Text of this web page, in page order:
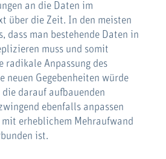
an die Daten im
über die Zeit. In den meisten
dass man bestehende Daten in
muss und somit
radikale Anpassung des
neuen Gegebenheiten würde
die darauf aufbauenden
ebenfalls anpassen
mit erheblichem Mehraufwand
ist.